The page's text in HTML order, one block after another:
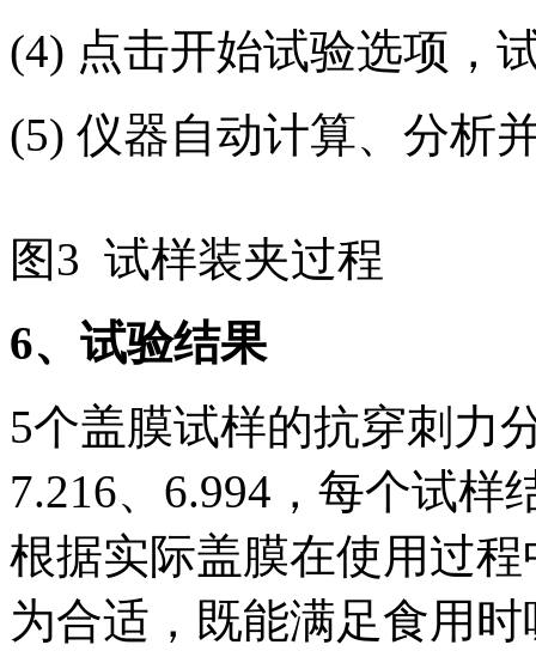
(4) 点击开始试验选项，
(5) 仪器自动计算、分析
图3 试样装夹过程
6、试验结果
5个盖膜试样的抗穿刺力
7.216、6.994，每个试样
根据实际盖膜在使用过
为合适，既能满足食用